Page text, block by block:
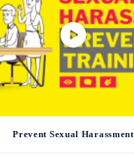
Prevent Sexual Harassment